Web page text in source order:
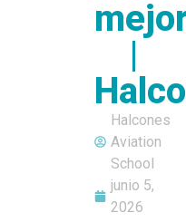
|
Halcones
Aviation
School
junio 5,
2026